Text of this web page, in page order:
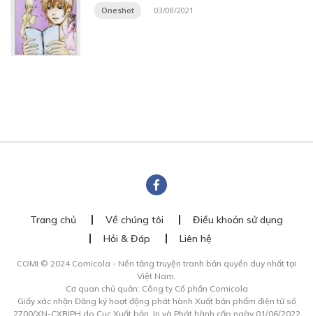
Oneshot 03/08/2021
Trang chủ Về chúng tôi
Điều khoản sử dụng
Hỏi & Đáp
Liên hệ
COMI © 2024 Comicola - Nền tảng truyện tranh bản quyền duy nhất tại
Việt Nam.
Cơ quan chủ quản: Công ty Cổ phần Comicola
Giấy xác nhận Đăng ký hoạt động phát hành Xuất bản phẩm điện tử số
2700/XN-CXBIPH do Cục Xuất bản, In và Phát hành cấp ngày 01/06/2022